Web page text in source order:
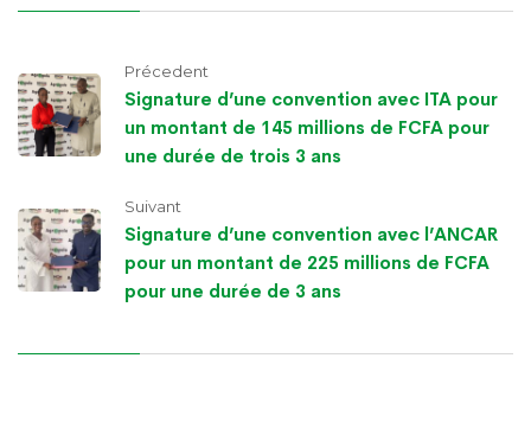
Précedent
Signature d’une convention avec ITA pour
un montant de 145 millions de FCFA pour
une durée de trois 3 ans
Suivant
Signature d’une convention avec l’ANCAR
pour un montant de 225 millions de FCFA
pour une durée de 3 ans